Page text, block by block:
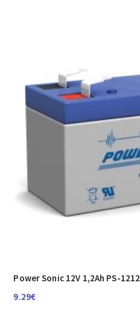
Power Sonic 12V 1,2Ah PS-1212
9.29€